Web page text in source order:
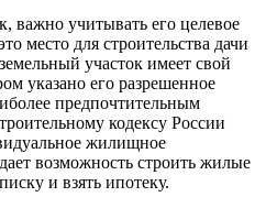
важно учитывать его целевое
место для строительства дачи
участок имеет свой
указано его разрешенное
предпочтительным
кодексу России
жилищное
возможность строить жилые
и взять ипотеку.